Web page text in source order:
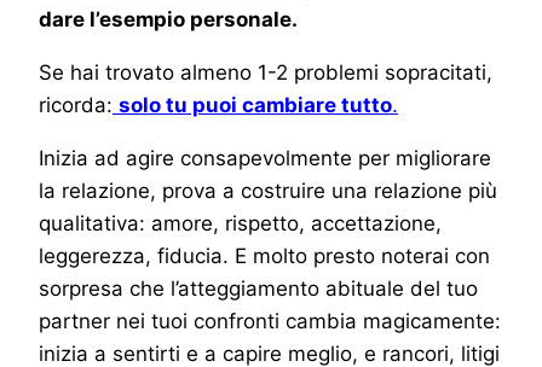
dare l’esempio personale.
Se hai trovato almeno 1-2 problemi sopracitati,
ricorda: solo tu puoi cambiare tutto.
Inizia ad agire consapevolmente per migliorare
la relazione, prova a costruire una relazione più
qualitativa: amore, rispetto, accettazione,
leggerezza, fiducia. E molto presto noterai con
sorpresa che l’atteggiamento abituale del tuo
partner nei tuoi confronti cambia magicamente:
inizia a sentirti e a capire meglio, e rancori, litigi